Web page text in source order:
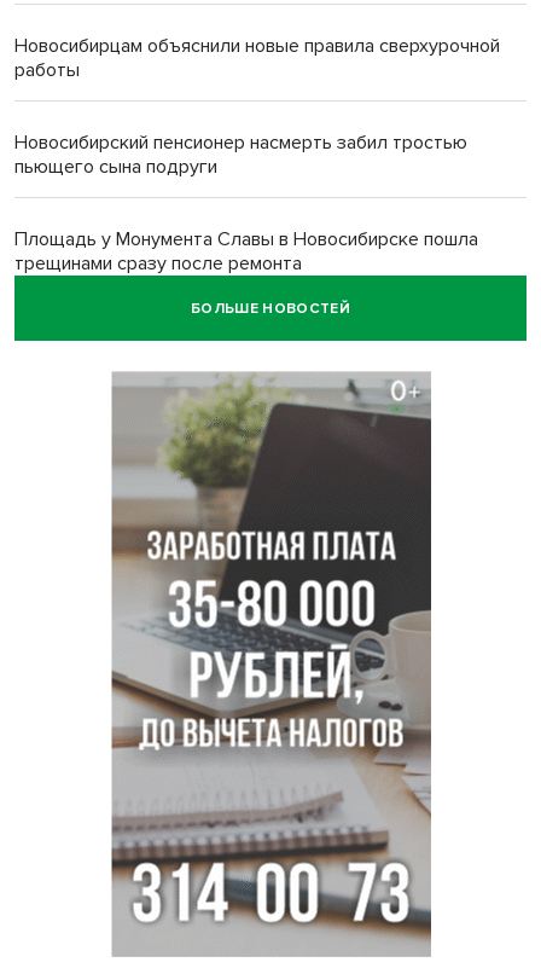
Новосибирцам объяснили новые правила сверхурочной
работы
Новосибирский пенсионер насмерть забил тростью
пьющего сына подруги
Площадь у Монумента Славы в Новосибирске пошла
трещинами сразу после ремонта
БОЛЬШЕ НОВОСТЕЙ